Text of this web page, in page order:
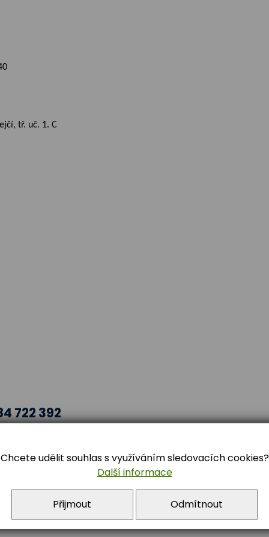
tř. uč. 1. C
722 392
Chcete udělit souhlas s využíváním sledovacích cookies?
Další informace
Přijmout Odmítnout